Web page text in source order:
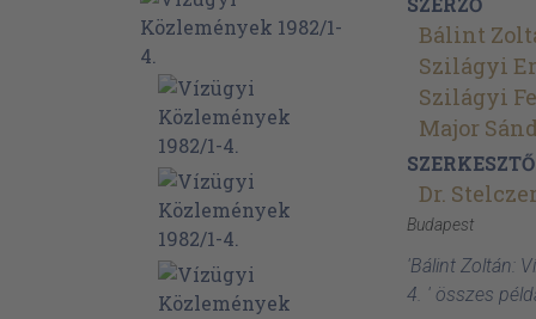
Bálint
Szilágyi
Szilágyi
Major
SZERKESZTŐ
Dr.
Budapest
'Bálint Zoltán:
4. ' összes